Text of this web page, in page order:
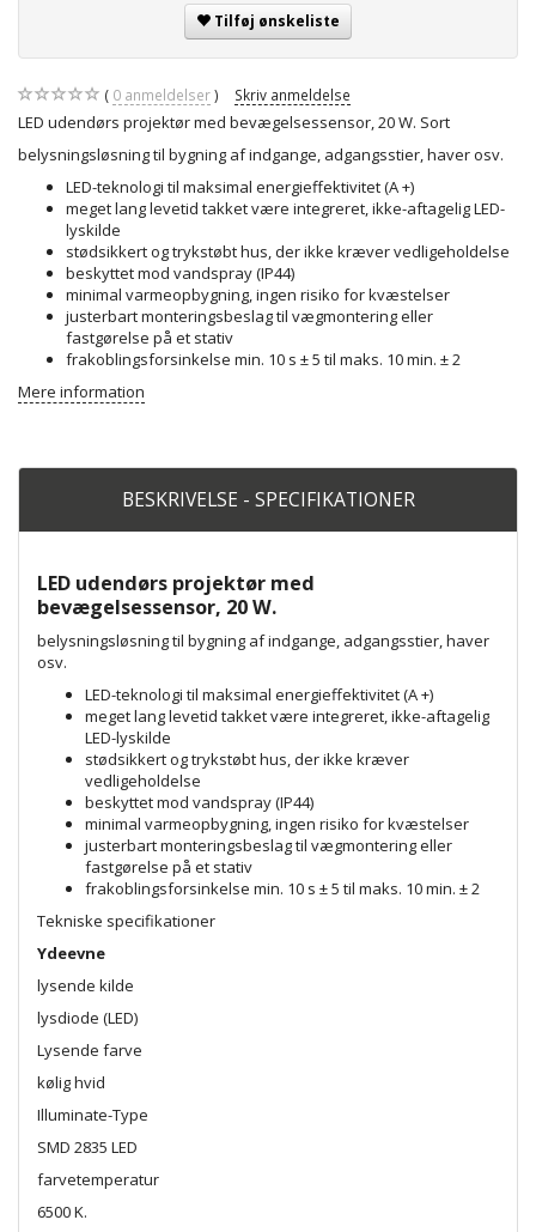
Tilføj ønskeliste
0 anmeldelser Skriv anmeldelse
LED udendørs projektør med bevægelsessensor, 20 W. Sort
belysningsløsning til bygning af indgange, adgangsstier, haver osv.
LED-teknologi til maksimal energieffektivitet (A +)
meget lang levetid takket være integreret, ikke-aftagelig LED-
lyskilde
stødsikkert og trykstøbt hus, der ikke kræver vedligeholdelse
beskyttet mod vandspray (IP44)
minimal varmeopbygning, ingen risiko for kvæstelser
justerbart monteringsbeslag til vægmontering eller
fastgørelse på et stativ
frakoblingsforsinkelse min. 10 s ± 5 til maks. 10 min. ± 2
Mere information
BESKRIVELSE - SPECIFIKATIONER
LED udendørs projektør med
bevægelsessensor, 20 W.
belysningsløsning til bygning af indgange, adgangsstier, haver
osv.
LED-teknologi til maksimal energieffektivitet (A +)
meget lang levetid takket være integreret, ikke-aftagelig
LED-lyskilde
stødsikkert og trykstøbt hus, der ikke kræver
vedligeholdelse
beskyttet mod vandspray (IP44)
minimal varmeopbygning, ingen risiko for kvæstelser
justerbart monteringsbeslag til vægmontering eller
fastgørelse på et stativ
frakoblingsforsinkelse min. 10 s ± 5 til maks. 10 min. ± 2
Tekniske specifikationer
Ydeevne
lysende kilde
lysdiode (LED)
Lysende farve
kølig hvid
Illuminate-Type
SMD 2835 LED
farvetemperatur
6500 K.